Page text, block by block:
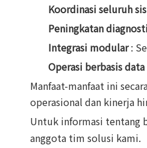
Koordinasi seluruh
Peningkatan
Integrasi modular:
Operasi berbasis data
Manfaat-manfaat ini
operasional dan kinerja
Untuk informasi tentang
anggota tim solusi kami.